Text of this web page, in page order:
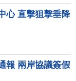
心 直擊狙擊垂降
報 兩岸協議簽假